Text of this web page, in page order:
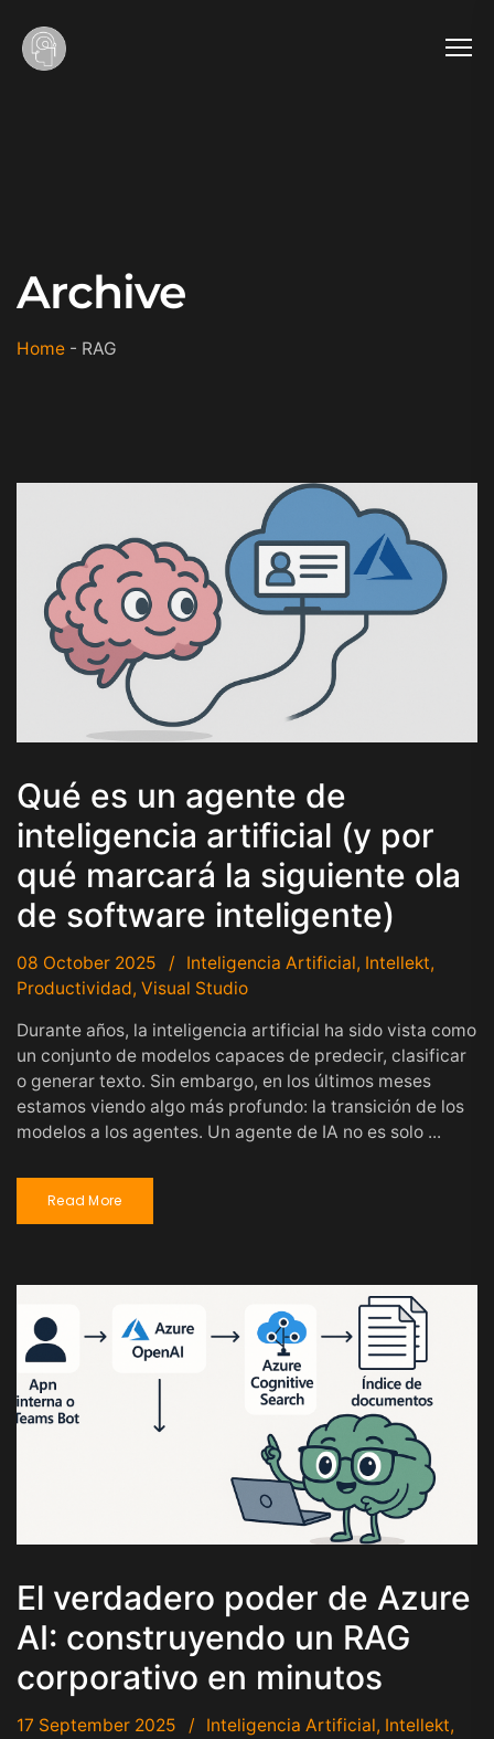
Archive
Home - RAG
Qué es un agente de
inteligencia artificial (y por
qué marcará la siguiente ola
de software inteligente)
08 October 2025 Inteligencia Artificial, Intellekt,
Productividad, Visual Studio
Durante años, la inteligencia artificial ha sido vista como
un conjunto de modelos capaces de predecir, clasificar
o generar texto. Sin embargo, en los últimos meses
estamos viendo algo más profundo: la transición de los
modelos a los agentes. Un agente de IA no es solo ...
Read More
El verdadero poder de Azure
AI: construyendo un RAG
corporativo en minutos
17 September 2025 Inteligencia Artificial, Intellekt,